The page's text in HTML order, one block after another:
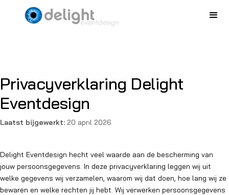
Privacyverklaring Delight
Eventdesign
Laatst bijgewerkt: 20 april 2026
Delight Eventdesign hecht veel waarde aan de bescherming van
jouw persoonsgegevens. In deze privacyverklaring leggen wij uit
welke gegevens wij verzamelen, waarom wij dat doen, hoe lang wij ze
bewaren en welke rechten jij hebt. Wij verwerken persoonsgegevens